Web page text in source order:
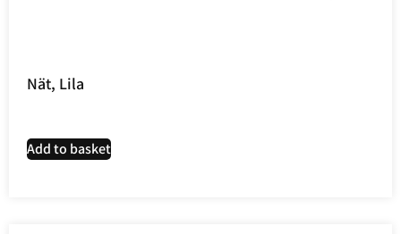
Nät, Lila
Add to basket